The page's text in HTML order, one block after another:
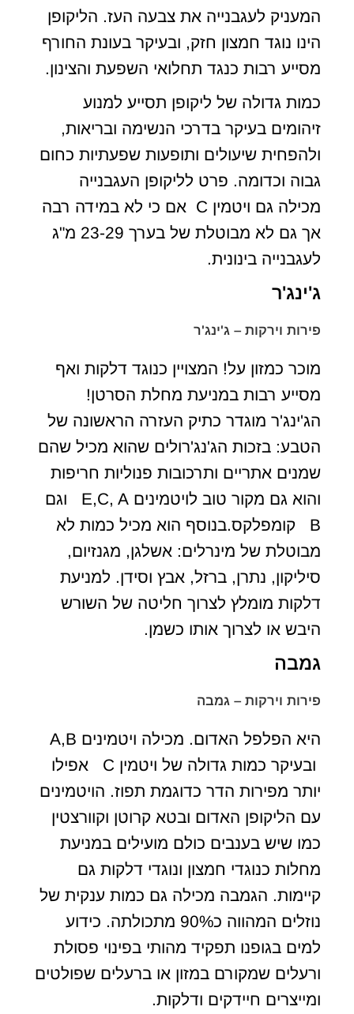
המעניק לעגבנייה את צבעה העז. הליקופן
הינו נוגד חמצון חזק, ובעיקר בעונת החורף
מסייע רבות כנגד תחלואי השפעת והצינון.
כמות גדולה של ליקופן תסייע למנוע
זיהומים בעיקר בדרכי הנשימה ובריאות,
ולהפחית שיעולים ותופעות שפעתיות כחום
גבוה וכדומה. פרט לליקופן העגבנייה
מכילה גם ויטמין C אם כי לא במידה רבה
אך גם לא מבוטלת של בערך 23-29 מ"ג
לעגבנייה בינונית.
ג'ינג'ר
פירות וירקות – ג'ינג'ר
מוכר כמזון על! המצויין כנוגד דלקות ואף
מסייע רבות במניעת מחלת הסרטן!
הג'ינג'ר מוגדר כתיק העזרה הראשונה של
הטבע: בזכות הג'נג'רולים שהוא מכיל שהם
שמנים אתריים ותרכובות פנוליות חריפות
והוא גם מקור טוב לויטמינים E,C, A וגם
B קומפלקס.בנוסף הוא מכיל כמות לא
מבוטלת של מינרלים: אשלגן, מגנזיום,
סיליקון, נתרן, ברזל, אבץ וסידן. למניעת
דלקות מומלץ לצרוך חליטה של השורש
היבש או לצרוך אותו כשמן.
גמבה
פירות וירקות – גמבה
היא הפלפל האדום. מכילה ויטמינים A,B
ובעיקר כמות גדולה של ויטמין C אפילו
יותר מפירות הדר כדוגמת תפוז. הויטמינים
עם הליקופן האדום ובטא קרוטן וקוורצטין
כמו שיש בענבים כולם מועילים במניעת
מחלות כנוגדי חמצון ונוגדי דלקות גם
קיימות. הגמבה מכילה גם כמות ענקית של
נוזלים המהווה כ90% מתכולתה. כידוע
למים בגופנו תפקיד מהותי בפינוי פסולת
ורעלים שמקורם במזון או ברעלים שפולטים
ומייצרים חיידקים ודלקות.